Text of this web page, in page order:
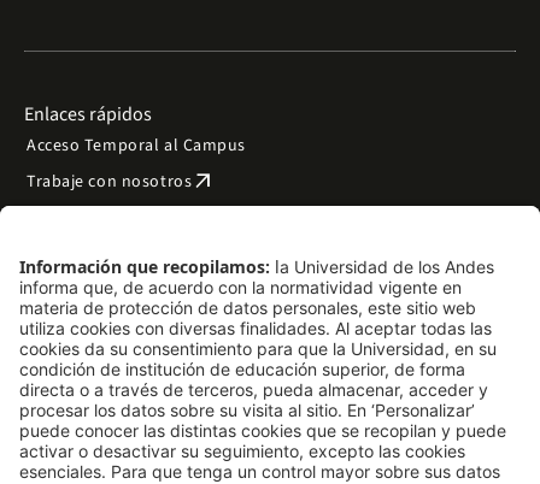
Enlaces rápidos
Acceso Temporal al Campus
Trabaje con nosotrosarrow_outward
Preguntas frecuentes
Filantropía y donacionesarrow_outward
Mapa del sitio arrow_outward
Síguenos
LinkedIn